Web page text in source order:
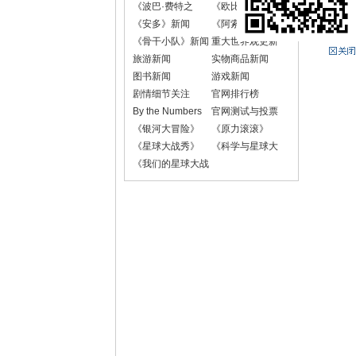
《波巴·费特之
书》新闻
《欧比-旺·克诺
比》新闻
《安多》新闻
《阿索卡》新闻
《骨干小队》新闻 重大世界观更新
旅游新闻
实物商品新闻
图书新闻
游戏新闻
剧情细节关注
官网排行榜
By the Numbers
官网测试与投票
《银河大冒险》
《原力滚滚》
《星球大战秀》
《科学与星球大
《我们的星球大战
故事》